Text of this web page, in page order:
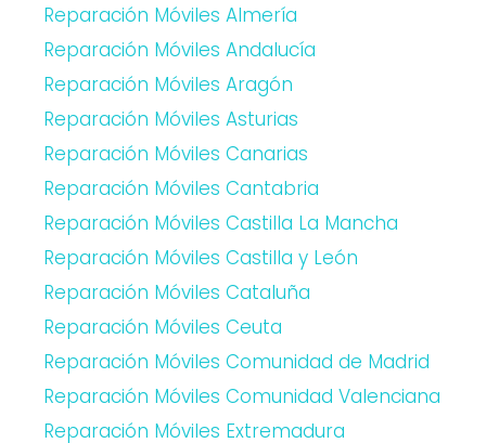
Reparación Móviles Almería
Reparación Móviles Andalucía
Reparación Móviles Aragón
Reparación Móviles Asturias
Reparación Móviles Canarias
Reparación Móviles Cantabria
Reparación Móviles Castilla La Mancha
Reparación Móviles Castilla y León
Reparación Móviles Cataluña
Reparación Móviles Ceuta
Reparación Móviles Comunidad de Madrid
Reparación Móviles Comunidad Valenciana
Reparación Móviles Extremadura